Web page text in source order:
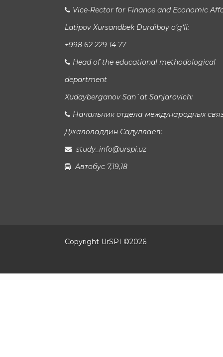
Vice-Rector for Finance and Economic
Latipov Xursandbek Durdiboy o‘g‘li:
+998 62 229 14 77
Head of the educational methodological
department
Xudayberganov San`at Sanjarovich:
Начальник отдела международных
Джалоладдин Садуллаев:
study_info@urspi.uz
Автобус 7,19,18
Copyright UrSPI ©2026